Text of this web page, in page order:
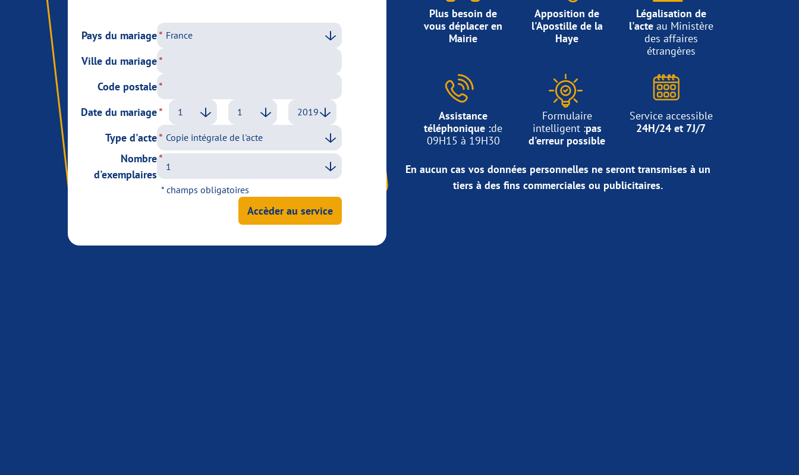
Pays du mariage
Ville du mariage
Code postale
Date du mariage
Type d'acte
Nombre
d'exemplaires
* champs obligatoires
Accèder au service
Plus besoin de
vous déplacer en
Mairie
Apposition de
l'Apostille de la
Haye
Légalisation de
l'acteau Ministère
des affaires
étrangères
Assistance
téléphonique :de
09H15 à 19H30
Formulaire
intelligent :pas
d'erreur possible
Service accessible
24H/24 et 7J/7
En aucun cas vos données personnelles ne seront transmises à un
tiers à des fins commerciales ou publicitaires.